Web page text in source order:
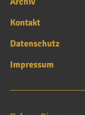
Kontakt
Datenschutz
Impressum